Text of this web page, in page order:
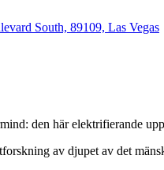
South, 89109, Las Vegas
den här elektrifierande
av djupet av det